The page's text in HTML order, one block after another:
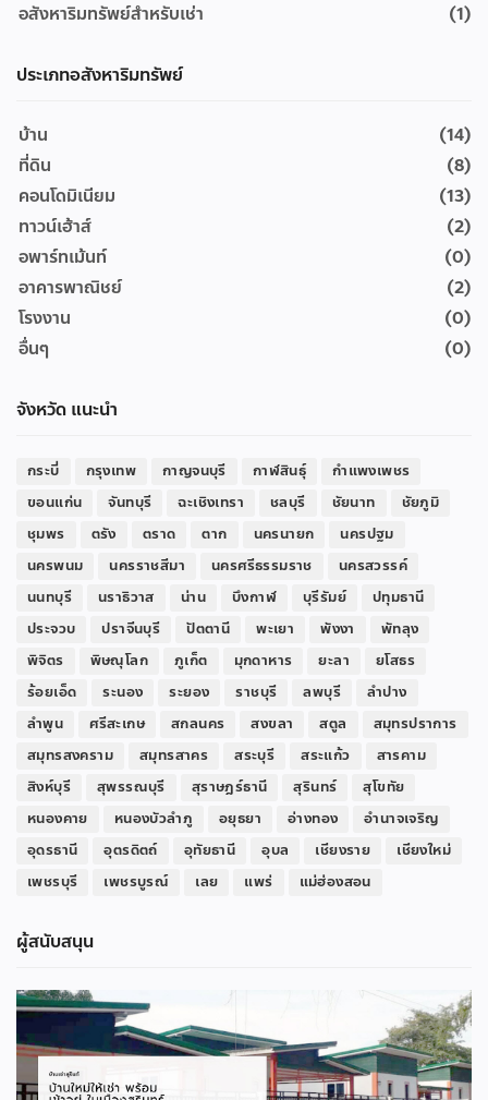
อสังหาริมทรัพย์สำหรับเช่า
(1)
ประเภทอสังหาริมทรัพย์
บ้าน
(14)
ที่ดิน
(8)
คอนโดมิเนียม
(13)
ทาวน์เฮ้าส์
(2)
อพาร์ทเม้นท์
(0)
อาคารพาณิชย์
(2)
โรงงาน
(0)
อื่นๆ
(0)
จังหวัด แนะนำ
กระบี่ กรุงเทพ กาญจนบุรี กาฬสินธุ์
กำแพงเพชร
ขอนแก่น
จันทบุรี ฉะเชิงเทรา ชลบุรี ชัยนาท
ชัยภูมิ
ชุมพร
ตรัง ตราด ตาก นครนายก
นครปฐม
นครพนม
นครราชสีมา นครศรีธรรมราช
นครสวรรค์
นนทบุรี
นราธิวาส น่าน บึงกาฬ บุรีรัมย์
ปทุมธานี
ประจวบ
ปราจีนบุรี ปัตตานี พะเยา พังงา
พัทลุง
พิจิตร
พิษณุโลก ภูเก็ต มุกดาหาร ยะลา
ยโสธร
ร้อยเอ็ด
ระนอง ระยอง ราชบุรี ลพบุรี
ลำปาง
ลำพูน
ศรีสะเกษ สกลนคร สงขลา สตูล
สมุทรปราการ
สมุทรสงคราม
สมุทรสาคร สระบุรี สระแก้ว
สารคาม
สิงห์บุรี
สุพรรณบุรี สุราษฎร์ธานี สุรินทร์
สุโขทัย
หนองคาย
หนองบัวลำภู อยุธยา อ่างทอง
อำนาจเจริญ
อุดรธานี
อุตรดิตถ์ อุทัยธานี อุบล เชียงราย
เชียงใหม่
เพชรบุรี
เพชรบูรณ์ เลย แพร่ แม่ฮ่องสอน
ผู้สนับสนุน